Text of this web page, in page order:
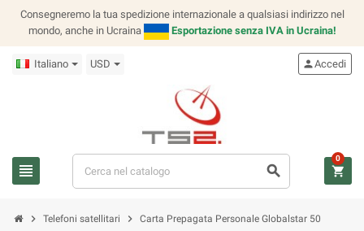
Consegneremo la tua spedizione internazionale a qualsiasi indirizzo nel
mondo, anche in Ucraina
Esportazione senza IVA in Ucraina!
Italiano USD
view_headline search
personAccedi
shopping_cart
0
chevron_right Telefoni satellitari chevron_right Carta Prepagata Personale Globalstar 50